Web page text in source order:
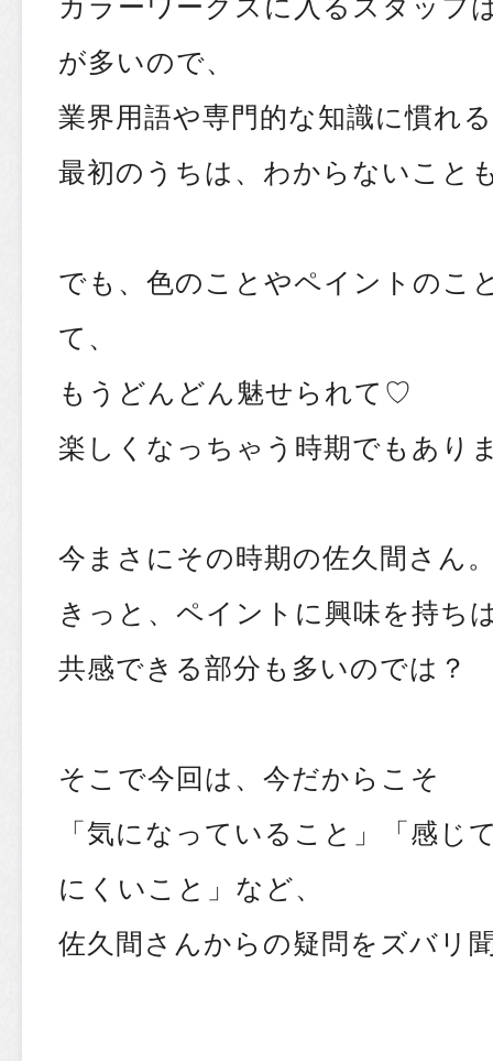
が多いので、
業界用語や専門的な知識に慣れ
最初のうちは、わからないこと
でも、色のことやペイントのこ
て、
もうどんどん魅せられて♡
楽しくなっちゃう時期でもあり
今まさにその時期の佐久間さん
きっと、ペイントに興味を持ち
共感できる部分も多いのでは？
そこで今回は、今だからこそ
「気になっていること」「感じ
にくいこと」など、
佐久間さんからの疑問をズバリ